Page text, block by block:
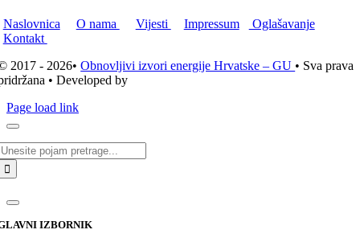
Naslovnica O nama Vijesti Impressum
Oglašavanje
Kontakt
2017 - 2026•Obnovljivi izvori energije Hrvatske – GU • Sva prava
• Developed by
Page load link
IZBORNIK